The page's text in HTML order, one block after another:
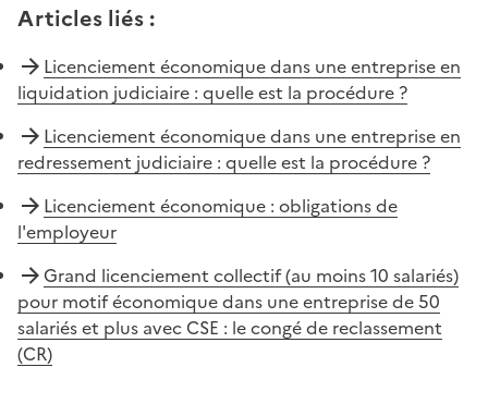
Articles liés :
Licenciement économique dans une entreprise en
liquidation judiciaire : quelle est la procédure ?
Licenciement économique dans une entreprise en
redressement judiciaire : quelle est la procédure ?
Licenciement économique : obligations de
l'employeur
Grand licenciement collectif (au moins 10 salariés)
pour motif économique dans une entreprise de 50
salariés et plus avec CSE : le congé de reclassement
(CR)